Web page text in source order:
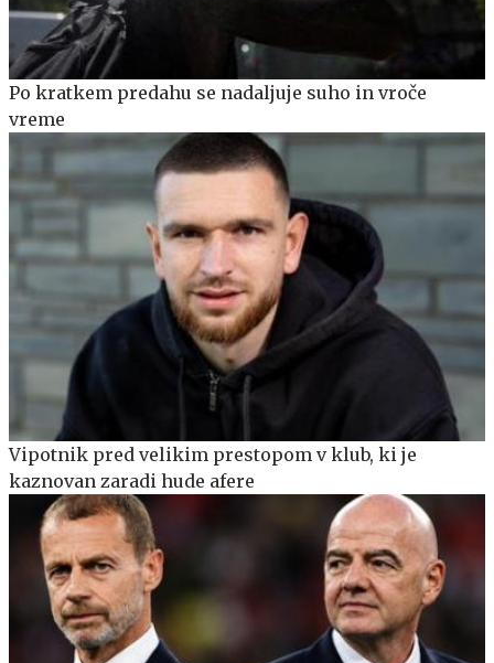
Po kratkem predahu se nadaljuje suho in vroče
vreme
Vipotnik pred velikim prestopom v klub, ki je
kaznovan zaradi hude afere